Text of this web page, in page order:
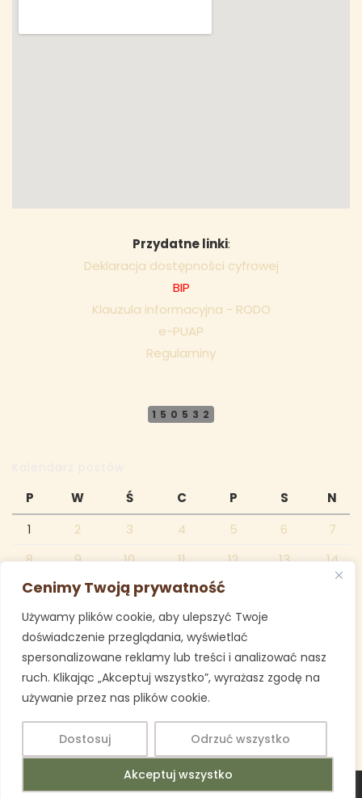
Cenimy Twoją prywatność
Używamy plików cookie, aby ulepszyć Twoje
doświadczenie przeglądania, wyświetlać
spersonalizowane reklamy lub treści i analizować nasz
ruch. Klikając „Akceptuj wszystko”, wyrażasz zgodę na
używanie przez nas plików cookie.
Dostosuj Odrzuć wszystko
Akceptuj wszystko
Przydatne linki:
Deklaracja dostępności cyfrowej
BIP
Klauzula informacyjna - RODO
e-PUAP
Regulaminy
150532
czerwiec 2026
P W Ś C P S
N
1
2 3 4 5 6
7
8
9 10 11 12 13
14
15
16 17 18
22
23 24 25 26
30
Education WordPress ThemeCopyright 2025 Imielin SP 1